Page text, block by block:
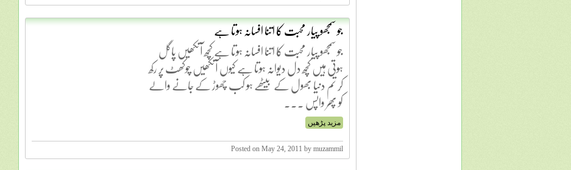
جو سمجھو پیار محبت کا اتنا افسانہ ہوتا ہے
جو سمجھو پیار محبت کا اتنا افسانہ ہوتا ہے کچھ آنکھیں پاگل
ہوتی ہیں کچھ دل دیوانہ ہوتا ہے کیوں آنکھیں چوکھٹ پر رکھ
کر تم دنیا بھول کے بیٹھے ہو کب چھوڑ کے جانے والے
کو پھر واپس ...
مزید پڑھیں
Posted on May 24, 2011 by muzammil